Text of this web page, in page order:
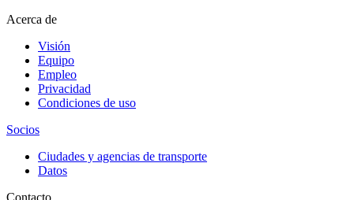
Acerca de
Visión
Equipo
Empleo
Privacidad
Condiciones de uso
Socios
Ciudades y agencias de transporte
Datos
Contacto